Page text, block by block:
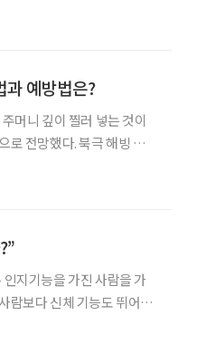
과 예방법은?
머니 깊이 찔러 넣는 것이
전망했다. 북극 해빙 면적
지기능을 가진 사람을 가
람보다 신체 기능도 뛰어나